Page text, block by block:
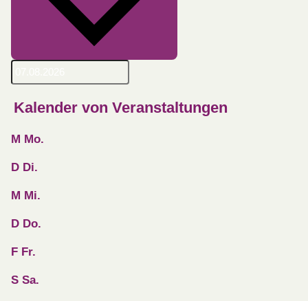
Kalender von Veranstaltungen
M Mo.
D Di.
M Mi.
D Do.
F Fr.
S Sa.